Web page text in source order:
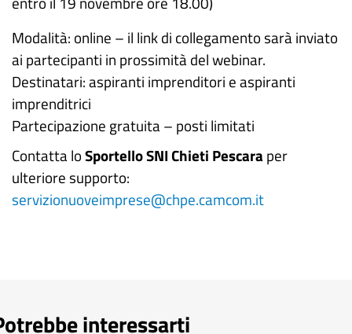
Modalità: online – il link di collegamento sarà inviato
ai partecipanti in prossimità del webinar.
Destinatari: aspiranti imprenditori e aspiranti
imprenditrici
Partecipazione gratuita – posti limitati
Contatta loSportello SNI Chieti Pescara per
ulteriore supporto:
servizionuoveimprese@chpe.camcom.it
interessarti